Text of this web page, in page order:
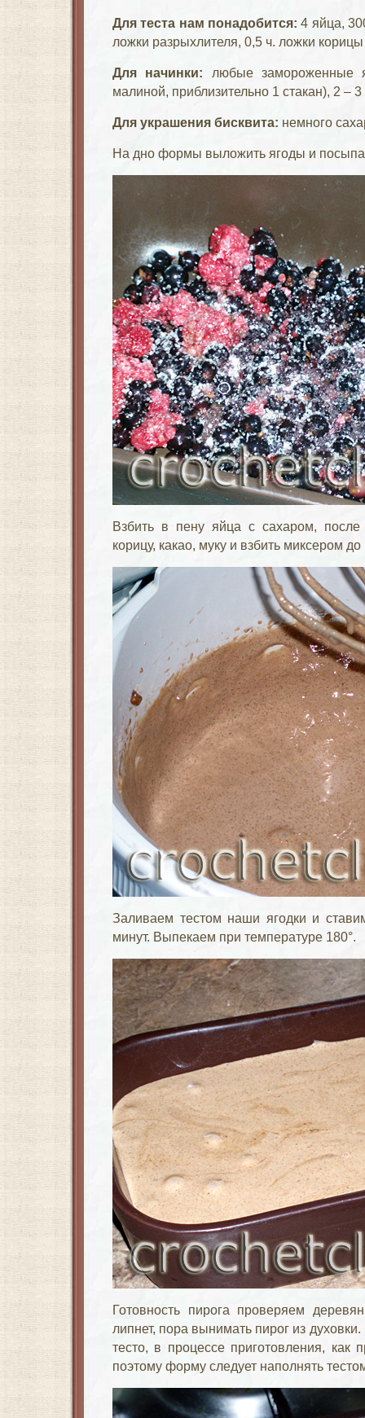
Для теста нам понадобится: 4 яйца,
ложки разрыхлителя, 0,5 ч. ложки
Для начинки: любые замороженные
малиной, приблизительно 1 стакан), 2 – 3
Для украшения бисквита: немного
На дно формы выложить ягоды и
Взбить в пену яйца с сахаром, после
корицу, какао, муку и взбить миксером
Заливаем тестом наши ягодки и
минут. Выпекаем при температуре 180°.
Готовность пирога проверяем
липнет, пора вынимать пирог из
тесто, в процессе приготовления, как
поэтому форму следует наполнять